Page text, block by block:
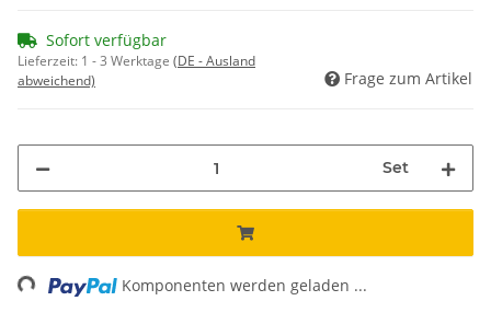
Sofort verfügbar
Lieferzeit: 1 - 3 Werktage (DE - Ausland
abweichend)
Frage zum Artikel
Set
Komponenten werden geladen ...